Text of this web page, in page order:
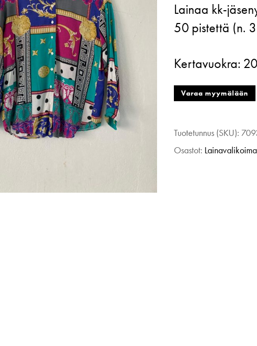
printti
kauluspaita,
määrä
Lainaa kk-
50 pistettä (n.
Kertavuokra:
Varaa myymälään
Tuotetunnus (SKU):
Osastot: Lainavalikoima